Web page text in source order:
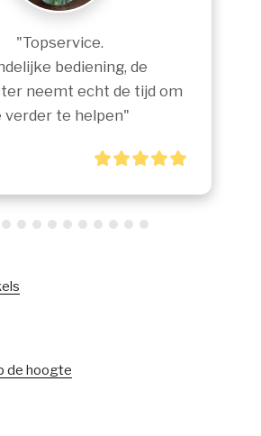
"Topservice.
bediening, de
neemt echt de tijd om
verder te helpen"
de hoogte